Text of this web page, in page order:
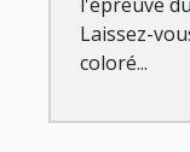
Laissez-
coloré...